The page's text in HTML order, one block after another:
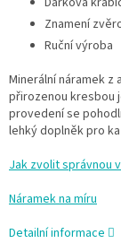
Znamení
Ruční výroba
Minerální náramek z
přirozenou kresbou
provedení se
lehký doplněk pro
Jak zvolit správnou
Náramek na míru
Detailní informace